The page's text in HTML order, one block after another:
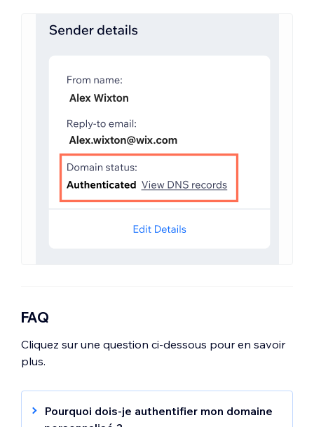
FAQ
Cliquez sur une question ci-dessous pour en savoir
plus.
Pourquoi dois-je authentifier mon domaine